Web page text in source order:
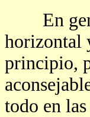
En
horizontal
principio,
todo en